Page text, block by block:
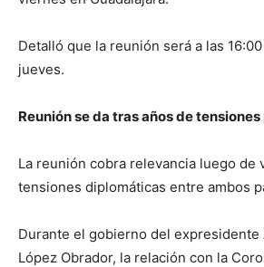
Detalló que la reunión será a las
jueves.
Reunión se da tras años de
La reunión cobra relevancia luego de
tensiones diplomáticas entre ambos
Durante el gobierno del expresidente
López Obrador, la relación con la